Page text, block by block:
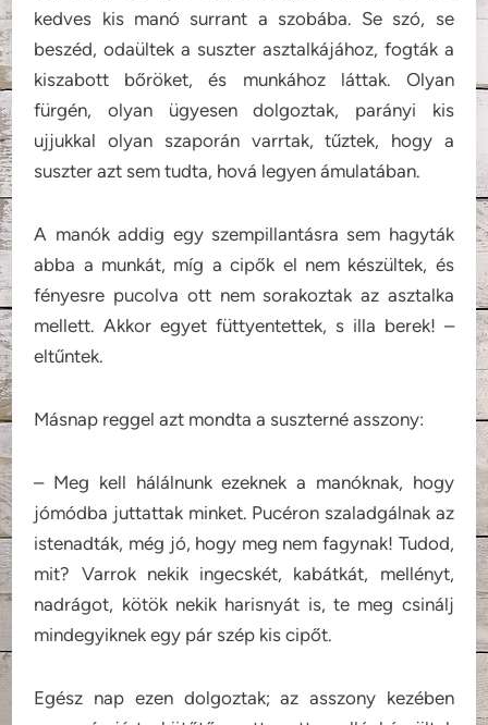
kedves kis manó surrant a szobába. Se szó, se
beszéd, odaültek a suszter asztalkájához, fogták a
kiszabott bőröket, és munkához láttak. Olyan
fürgén, olyan ügyesen dolgoztak, parányi kis
ujjukkal olyan szaporán varrtak, tűztek, hogy a
suszter azt sem tudta, hová legyen ámulatában.
A manók addig egy szempillantásra sem hagyták
abba a munkát, míg a cipők el nem készültek, és
fényesre pucolva ott nem sorakoztak az asztalka
mellett. Akkor egyet füttyentettek, s illa berek! –
eltűntek.
Másnap reggel azt mondta a suszterné asszony:
– Meg kell hálálnunk ezeknek a manóknak, hogy
jómódba juttattak minket. Pucéron szaladgálnak az
istenadták, még jó, hogy meg nem fagynak! Tudod,
mit? Varrok nekik ingecskét, kabátkát, mellényt,
nadrágot, kötök nekik harisnyát is, te meg csinálj
mindegyiknek egy pár szép kis cipőt.
Egész nap ezen dolgoztak; az asszony kezében